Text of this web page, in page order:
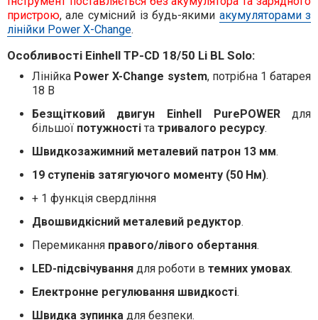
пристрою, але сумісний із будь-якими акумуляторами з
лінійки Power X-Change.
Особливості Einhell TP-CD 18/50 Li BL Solo:
Лінійка Power X-Change system, потрібна 1 батарея
18 В
Безщітковий двигун
Einhell PurePOWERдля
більшої потужностіта тривалого ресурсу.
Швидкозажимний металевий патрон 13 мм.
19 ступенів затягуючого моменту (50 Нм).
+ 1 функція свердління
Двошвидкісний металевий редуктор.
Перемикання правого/лівого обертання.
LED-підсвічуваннядля роботи в темних умовах.
Електронне регулювання швидкості.
Швидка зупинкадля безпеки.